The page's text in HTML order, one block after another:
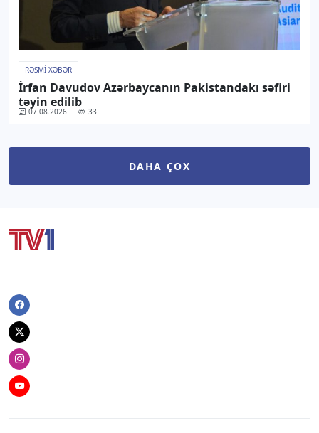
RƏSMI XƏBƏR
İrfan Davudov Azərbaycanın Pakistandakı səfiri
təyin edilib
07.08.2026 33
DAHA ÇOX
Facebook
Twitter
Instagram
Youtube